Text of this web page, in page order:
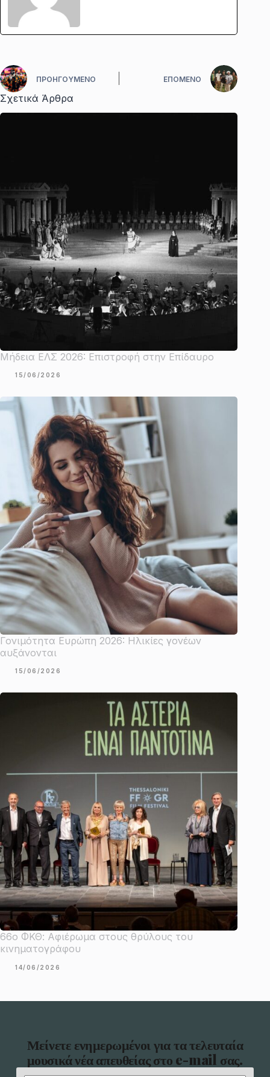
ΠΡΟΗΓΟΎΜΕΝΟ ΕΠΌΜΕΝΟ
Σχετικά Άρθρα
Μήδεια ΕΛΣ 2026: Επιστροφή στην Επίδαυρο
15/06/2026
Γονιμότητα Ευρώπη 2026: Ηλικίες γονέων
αυξάνονται
15/06/2026
66ο ΦΚΘ: Αφιέρωμα στους θρύλους του
κινηματογράφου
14/06/2026
Μείνετε ενημερωμένοι για τα τελευταία
μουσικά νέα απευθείας στο e-mail σας.